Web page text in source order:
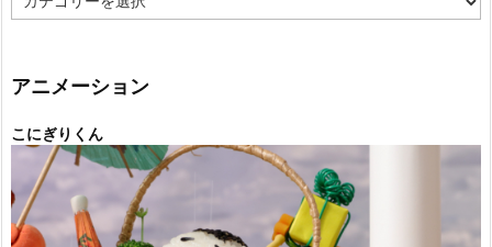
テ
ー
アニメーション
こにぎりくん